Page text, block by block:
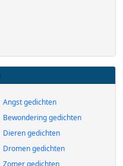
Angst gedichten
Bewondering gedichten
Dieren gedichten
Dromen gedichten
Zomer gedichten